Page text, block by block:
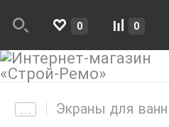
0 0
Экраны для ванн